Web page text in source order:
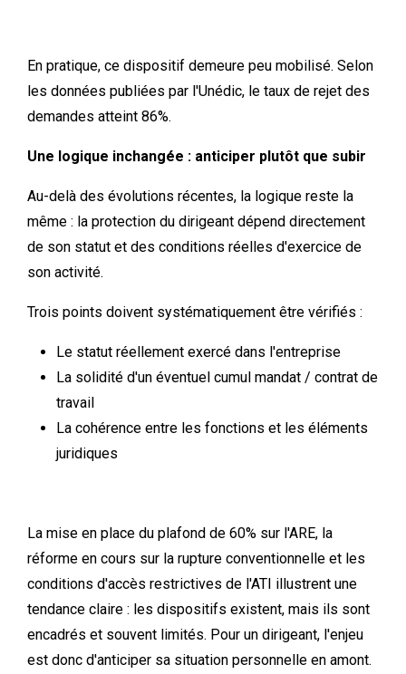
En pratique, ce dispositif demeure peu mobilisé. Selon
les données publiées par l'Unédic, le taux de rejet des
demandes atteint 86%.
Une logique inchangée : anticiper plutôt que subir
Au-delà des évolutions récentes, la logique reste la
même : la protection du dirigeant dépend directement
de son statut et des conditions réelles d'exercice de
son activité.
Trois points doivent systématiquement être vérifiés :
Le statut réellement exercé dans l'entreprise
La solidité d'un éventuel cumul mandat / contrat de
travail
La cohérence entre les fonctions et les éléments
juridiques
La mise en place du plafond de 60% sur l'ARE, la
réforme en cours sur la rupture conventionnelle et les
conditions d'accès restrictives de l'ATI illustrent une
tendance claire : les dispositifs existent, mais ils sont
encadrés et souvent limités. Pour un dirigeant, l'enjeu
est donc d'anticiper sa situation personnelle en amont.